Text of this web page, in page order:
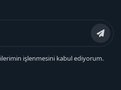
işlenmesini kabul ediyorum.